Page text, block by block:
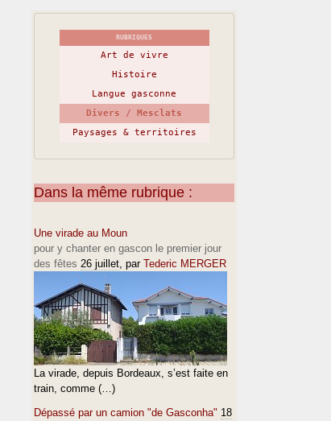
RUBRIQUES
Art de vivre
Histoire
Langue gasconne
Divers / Mesclats
Paysages & territoires
Dans la même rubrique :
Une virade au Moun
pour y chanter en gascon le premier jour
des fêtes 26 juillet, par Tederic MERGER
La virade, depuis Bordeaux, s’est faite en
train, comme (…)
Dépassé par un camion "de Gasconha" 18